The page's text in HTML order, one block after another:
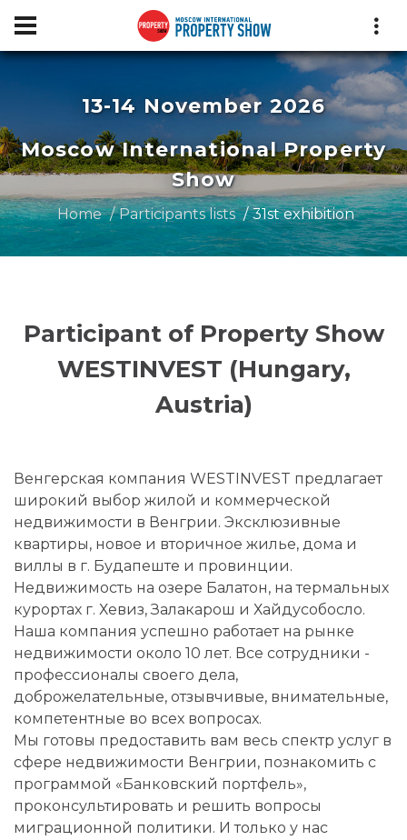
13-14 November 2026
Moscow International Property
Show
Home Participants lists 31st exhibition
Participant of Property Show
WESTINVEST (Hungary,
Austria)
Венгерская компания WESTINVEST предлагает
широкий выбор жилой и коммерческой
недвижимости в Венгрии. Эксклюзивные
квартиры, новое и вторичное жилье, дома и
виллы в г. Будапеште и провинции.
Недвижимость на озере Балатон, на термальных
курортах г. Хевиз, Залакарош и Хайдусобосло.
Наша компания успешно работает на рынке
недвижимости около 10 лет. Все сотрудники -
профессионалы своего дела,
доброжелательные, отзывчивые, внимательные,
компетентные во всех вопросах.
Мы готовы предоставить вам весь спектр услуг в
сфере недвижимости Венгрии, познакомить с
программой «Банковский портфель»,
проконсультировать и решить вопросы
миграционной политики. И только у нас